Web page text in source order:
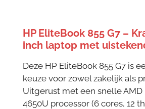
HP EliteBook 855 G7 –
inch laptop met
Deze HP EliteBook 855 G7 is
keuze voor zowel zakelijk als
Uitgerust met een snelle AMD
4650U processor (6 cores, 12